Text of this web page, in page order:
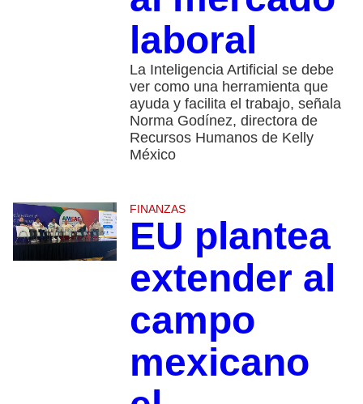
laboral
La Inteligencia Artificial se debe
ver como una herramienta que
ayuda y facilita el trabajo, señala
Norma Godínez, directora de
Recursos Humanos de Kelly
México
FINANZAS
EU plantea
extender al
campo
mexicano